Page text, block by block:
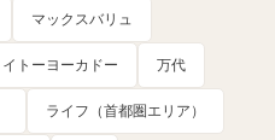
マックスバリュ
イトーヨーカドー 万代
ライフ（首都圏エリア）